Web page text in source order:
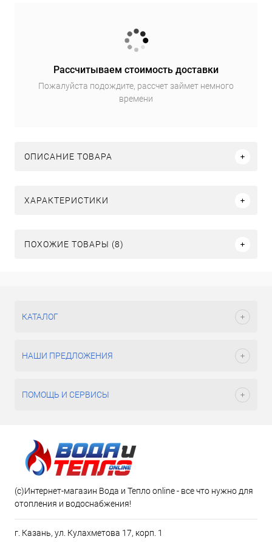
Рассчитываем стоимость доставки
Пожалуйста подождите, рассчет займет немного
времени
ОПИСАНИЕ ТОВАРА
ХАРАКТЕРИСТИКИ
ПОХОЖИЕ ТОВАРЫ (8)
КАТАЛОГ
НАШИ ПРЕДЛОЖЕНИЯ
ПОМОЩЬ И СЕРВИСЫ
(c)Интернет-магазин Вода и Тепло online - все что нужно для
отопления и водоснабжения!
г. Казань, ул. Кулахметова 17, корп. 1